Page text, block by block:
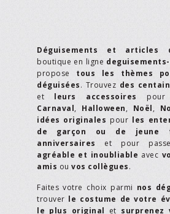
Déguisements et articles
boutique en ligne
propose tous les thèmes
déguisées. Trouvez des
et leurs accessoires pour
Carnaval, Halloween, Noël,
idées originales pour les
de garçon ou de jeune
anniversaires et pour
agréable et inoubliable avec
amis ou vos collègues.
Faites votre choix parmi nos
trouver le costume de votre
le plus original et surprenez